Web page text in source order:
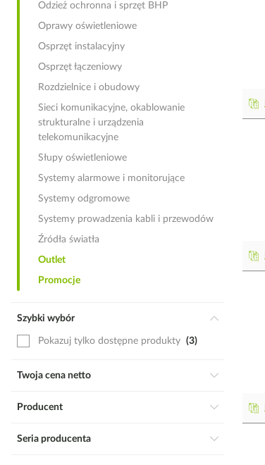
Odzież ochronna i sprzęt BHP
Oprawy oświetleniowe
Osprzęt instalacyjny
Osprzęt łączeniowy
Rozdzielnice i obudowy
Sieci komunikacyjne, okablowanie
strukturalne i urządzenia
telekomunikacyjne
Słupy oświetleniowe
Systemy alarmowe i monitorujące
Systemy odgromowe
Systemy prowadzenia kabli i przewodów
Źródła światła
Outlet
Promocje
Szybki wybór
Pokazuj tylko dostępne produkty 3
Twoja cena netto
Producent
Seria producenta